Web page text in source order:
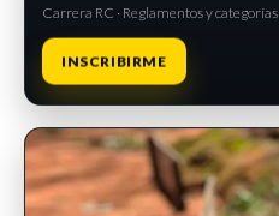
Carrera RC · Reglamentos y categorías
INSCRIBIRME
INSCRIPCIONES ABIERTAS